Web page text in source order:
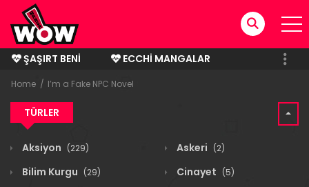
ŞAŞIRT BENI
ECCHI MANGALAR
BITMIŞ MANGALAR
Home I’m a Fake NPC Novel
TÜRLER
Aksiyon (229) Askeri (2)
Bilim Kurgu (29) Cinayet (5)